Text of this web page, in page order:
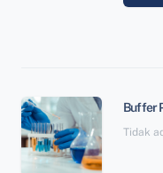
Buffer
Tidak